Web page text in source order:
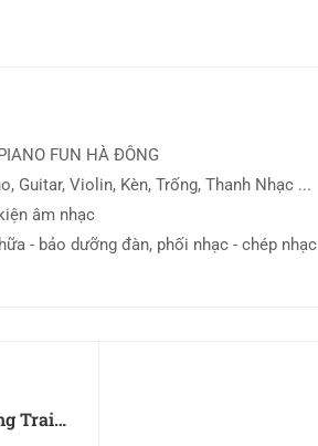
FUN HÀ ĐÔNG
Guitar, Violin, Kèn, Trống, Thanh Nhạc ...
âm nhạc
- bảo dưỡng đàn, phối nhạc - chép nhạc
Trai